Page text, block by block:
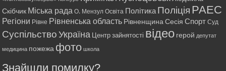
Скібчик Міська рада О. Мензул Освіта ПолітикаПоліція РАЕС
Регіони Рівне Рівненська область Рівненщина Сесія Спорт Суд
Суспільство Україна Центр зайнятості відео герой депутат
медицина пожежа фото школа
Знайшли помилку?